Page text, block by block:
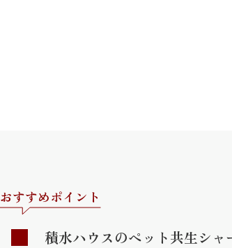
おすすめポイント
積水ハウスのペット共生シャ